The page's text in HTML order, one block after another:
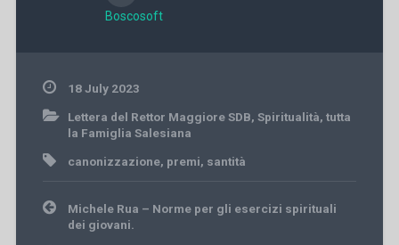
Boscosoft
18 July 2023
Lettera del Rettor Maggiore SDB, Spiritualità, tutta
la Famiglia Salesiana
canonizzazione, premi, santità
Post
navigation
Michele Rua – Norme per gli esercizi spirituali
dei giovani.